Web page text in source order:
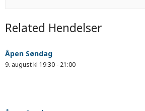
Related Hendelser
Åpen Søndag
9. august kl 19:30 - 21:00